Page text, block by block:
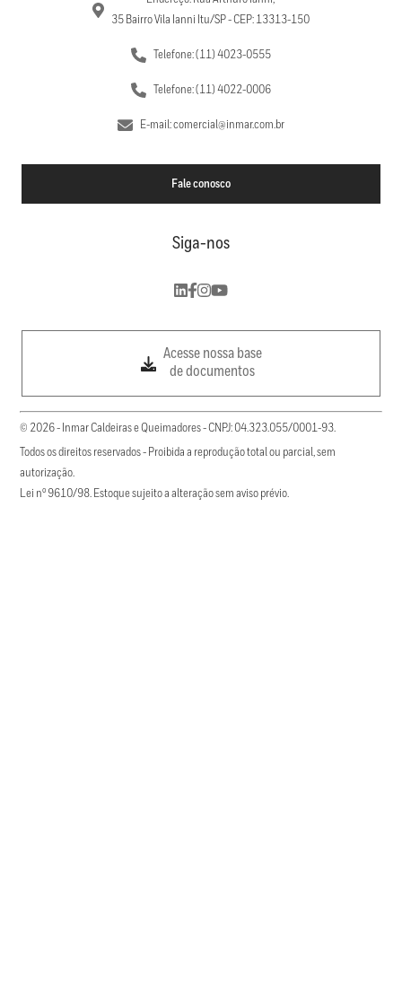
35 Bairro Vila Ianni Itu/SP - CEP: 13313-150
Telefone: (11) 4023-0555
Telefone: (11) 4022-0006
E-mail: comercial@inmar.com.br
Fale conosco
Siga-nos
Acesse nossa base
de documentos
© 2026 - Inmar Caldeiras e Queimadores - CNPJ: 04.323.055/0001-93.
Todos os direitos reservados - Proibida a reprodução total ou parcial, sem
autorização.
Lei nº 9610/98. Estoque sujeito a alteração sem aviso prévio.